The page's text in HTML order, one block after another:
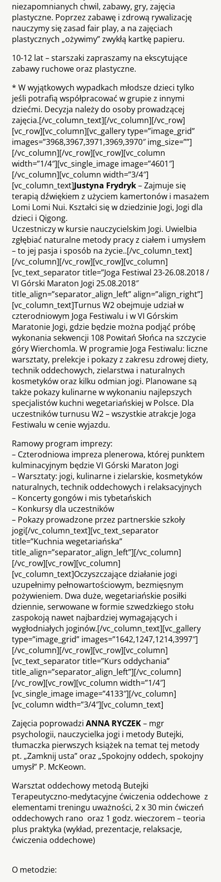
niezapomnianych chwil, zabawy, gry, zajęcia
plastyczne. Poprzez zabawę i zdrową rywalizację
nauczymy się zasad fair play, a na zajęciach
plastycznych „ożywimy” zwykłą kartkę papieru.
10-12 lat – starszaki zapraszamy na ekscytujące
zabawy ruchowe oraz plastyczne.
* W wyjątkowych wypadkach młodsze dzieci tylko
jeśli potrafią współpracować w grupie z innymi
dziećmi. Decyzja należy do osoby prowadzącej
zajęcia.[/vc_column_text][/vc_column][/vc_row]
[vc_row][vc_column][vc_gallery type=”image_grid”
images=”3968,3967,3971,3969,3970″ img_size=””]
[/vc_column][/vc_row][vc_row][vc_column
width=”1/4″][vc_single_image image=”4601″]
[/vc_column][vc_column width=”3/4″]
[vc_column_text]Justyna Frydryk– Zajmuje się
terapią dźwiękiem z użyciem kamertonów i masażem
Lomi Lomi Nui. Kształci się w dziedzinie Jogi, Jogi dla
dzieci i Qigong.
Uczestniczy w kursie nauczycielskim Jogi. Uwielbia
zgłębiać naturalne metody pracy z ciałem i umysłem
– to jej pasja i sposób na życie..[/vc_column_text]
[/vc_column][/vc_row][vc_row][vc_column]
[vc_text_separator title=”Joga Festiwal 23-26.08.2018 /
VI Górski Maraton Jogi 25.08.2018″
title_align=”separator_align_left” align=”align_right”]
[vc_column_text]Turnus W2 obejmuje udział w
czterodniowym Joga Festiwalu i w VI Górskim
Maratonie Jogi, gdzie będzie można podjąć próbę
wykonania sekwencji 108 Powitań Słońca na szczycie
góry Wierchomla. W programie Joga Festiwalu: liczne
warsztaty, prelekcje i pokazy z zakresu zdrowej diety,
technik oddechowych, zielarstwa i naturalnych
kosmetyków oraz kilku odmian jogi. Planowane są
także pokazy kulinarne w wykonaniu najlepszych
specjalistów kuchni wegetariańskiej w Polsce. Dla
uczestników turnusu W2 – wszystkie atrakcje Joga
Festiwalu w cenie wyjazdu.
Ramowy program imprezy:
– Czterodniowa impreza plenerowa, której punktem
kulminacyjnym będzie VI Górski Maraton Jogi
– Warsztaty: jogi, kulinarne i zielarskie, kosmetyków
naturalnych, technik oddechowych i relaksacyjnych
– Koncerty gongów i mis tybetańskich
– Konkursy dla uczestników
– Pokazy prowadzone przez partnerskie szkoły
jogi[/vc_column_text][vc_text_separator
title=”Kuchnia wegetariańska”
title_align=”separator_align_left”][/vc_column]
[/vc_row][vc_row][vc_column]
[vc_column_text]Oczyszczające działanie jogi
uzupełnimy pełnowartościowym, bezmięsnym
pożywieniem. Dwa duże, wegetariańskie posiłki
dziennie, serwowane w formie szwedzkiego stołu
zaspokoją nawet najbardziej wymagających i
wygłodniałych joginów.[/vc_column_text][vc_gallery
type=”image_grid” images=”1642,1247,1214,3997″]
[/vc_column][/vc_row][vc_row][vc_column]
[vc_text_separator title=”Kurs oddychania”
title_align=”separator_align_left”][/vc_column]
[/vc_row][vc_row][vc_column width=”1/4″]
[vc_single_image image=”4133″][/vc_column]
[vc_column width=”3/4″][vc_column_text]
Zajęcia poprowadzi ANNA RYCZEK– mgr
psychologii, nauczycielka jogi i metody Butejki,
tłumaczka pierwszych książek na temat tej metody
pt. „Zamknij usta” oraz „Spokojny oddech, spokojny
umysł” P. McKeown.
Warsztat oddechowy metodą Butejki
Terapeutyczno-medytacyjne ćwiczenia oddechowe z
elementami treningu uważności, 2 x 30 min ćwiczeń
oddechowych rano oraz 1 godz. wieczorem – teoria
plus praktyka (wykład, prezentacje, relaksacje,
ćwiczenia oddechowe)
O metodzie: